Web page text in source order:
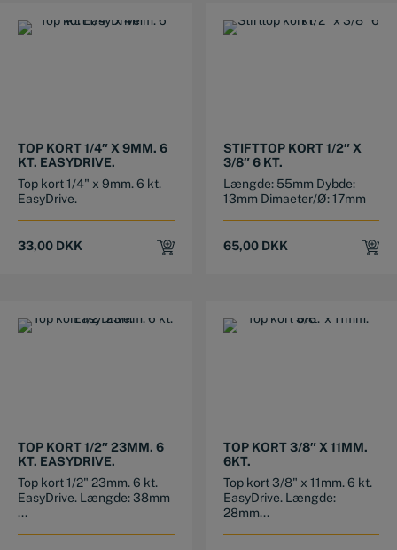
TOP KORT 1/4″ X 9MM. 6
KT. EASYDRIVE.
Top kort 1/4" x 9mm. 6 kt.
EasyDrive.
33,00 DKK
STIFTTOP KORT 1/2″ X
3/8″ 6 KT.
Længde: 55mm Dybde:
13mm Dimaeter/Ø: 17mm
65,00 DKK
TOP KORT 1/2″ 23MM. 6
KT. EASYDRIVE.
Top kort 1/2" 23mm. 6 kt.
EasyDrive. Længde: 38mm
...
TOP KORT 3/8″ X 11MM.
6KT.
Top kort 3/8" x 11mm. 6 kt.
EasyDrive. Længde:
28mm...